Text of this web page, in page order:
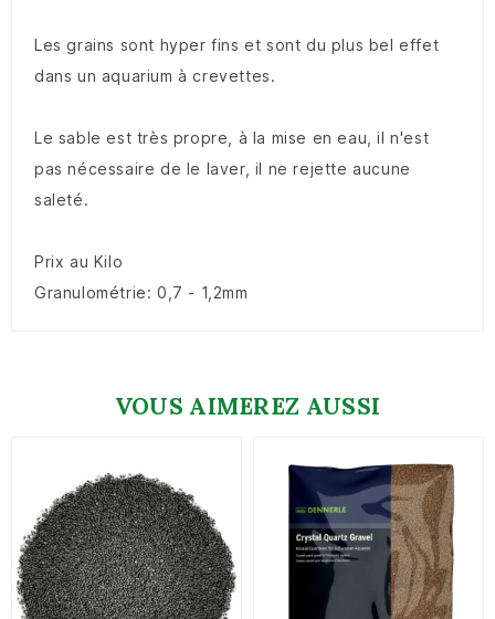
Les grains sont hyper fins et sont du plus bel effet
dans un aquarium à crevettes.
Le sable est très propre, à la mise en eau, il n'est
pas nécessaire de le laver, il ne rejette aucune
saleté.
Prix au Kilo
Granulométrie: 0,7 - 1,2mm
VOUS AIMEREZ AUSSI